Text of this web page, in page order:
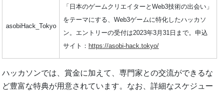
asobiHack_Tokyo
「日本のゲームクリエイターとWeb3技術の出会い」
をテーマにする、Web3ゲームに特化したハッカソ
ン。エントリーの受付は2023年3月31日まで。申込
サイト： https://asobi-hack.tokyo/
ハッカソンでは、賞金に加えて、専門家との交流ができるな
ど豊富な特典が用意されています。なお、詳細なスケジュー